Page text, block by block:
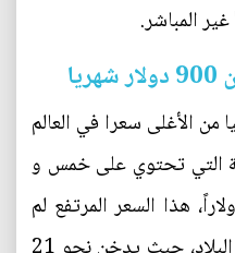
المباشر.
من الأغلى سعرا في العالم
التي تحتوي على خمس و
هذا السعر المرتفع لم